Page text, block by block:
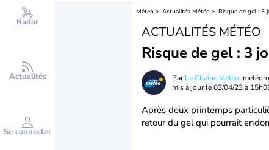
Radar
Actualités
Se connecter
Météo Actualités Météo Risque de gel : 3
ACTUALITÉS MÉTÉO
Risque de gel : 3
ParLa Chaîne Météo,
mis à jour le03/04/23 à
Après deux printemps
retour du gel qui pourrait